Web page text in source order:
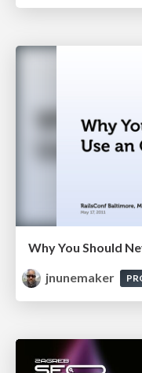
Why You Should
jnunemaker